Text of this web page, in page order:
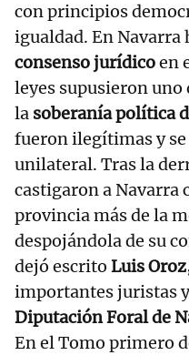
con principios
igualdad. En
consenso jurídicoen
leyes supusieron uno
la soberanía política
fueron ilegítimas y
unilateral. Tras la
castigaron a Navarra
provincia más de la
despojándola de su
dejó escrito Luis Oroz
importantes juristas
Diputación Foral de
En el Tomo primero